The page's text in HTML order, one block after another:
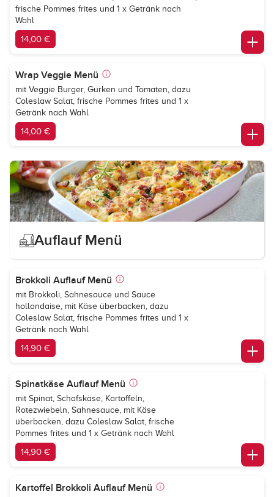
frische Pommes frites und 1 x Getränk nach
Wahl
14,00 €
Wrap Veggie Menü
mit Veggie Burger, Gurken und Tomaten, dazu
Coleslaw Salat, frische Pommes frites und 1 x
Getränk nach Wahl
14,00 €
Auflauf Menü
Brokkoli Auflauf Menü
mit Brokkoli, Sahnesauce und Sauce
hollandaise, mit Käse überbacken, dazu
Coleslaw Salat, frische Pommes frites und 1 x
Getränk nach Wahl
14,90 €
Spinatkäse Auflauf Menü
mit Spinat, Schafskäse, Kartoffeln,
Rotezwiebeln, Sahnesauce, mit Käse
überbacken, dazu Coleslaw Salat, frische
Pommes frites und 1 x Getränk nach Wahl
14,90 €
Kartoffel Brokkoli Auflauf Menü